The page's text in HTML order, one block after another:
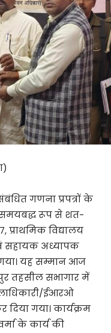
गणना प्रपत्रों के
समयबद्ध रूप से शत-
प्राथमिक विद्यालय
सहायक अध्यापक
यह सम्मान आज
तहसील सभागार में
ईआरओ
दिया गया। कार्यक्रम
के कार्य की